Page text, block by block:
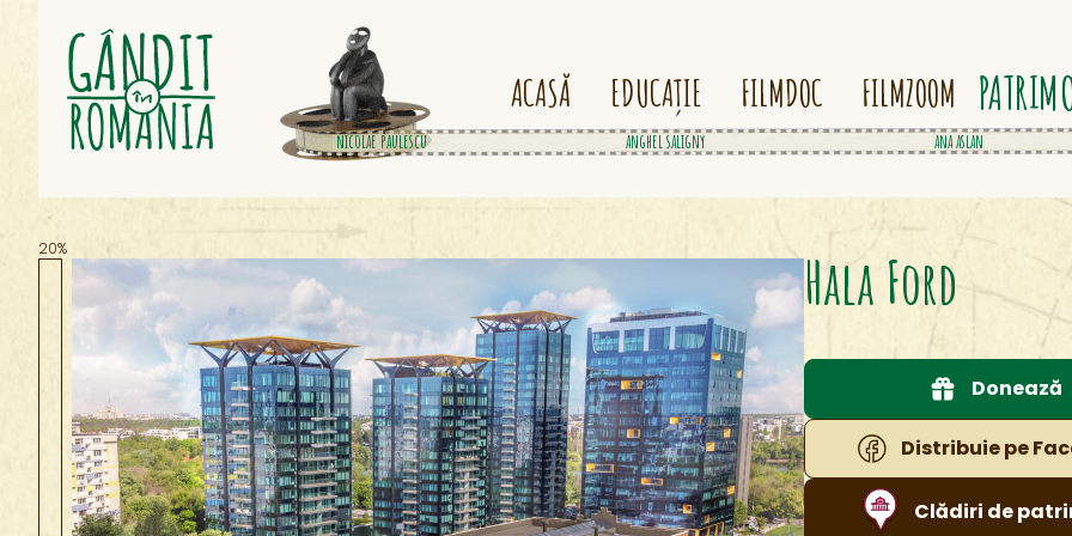
anghel saligny
nicolae paulescu
petrache poenaru
ACASĂ EDUCAȚIE FILMDOC FILMZOOM
20% Hala Ford
Donează
Distribuie pe
Clădiri de